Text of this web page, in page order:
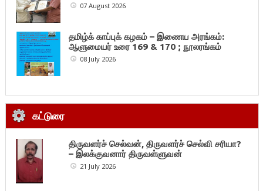
07 August 2026
தமிழ்க் காப்புக் கழகம் – இணைய அரங்கம்:
ஆளுமையர் உரை 169 & 170 ; நூலரங்கம்
08 July 2026
கட்டுரை
திருவளர்ச் செல்வன், திருவளர்ச் செல்வி சரியா?
– இலக்குவனார் திருவள்ளுவன்
21 July 2026